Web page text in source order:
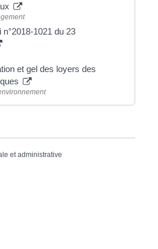
1021 du 23
et gel des loyers des
et administrative